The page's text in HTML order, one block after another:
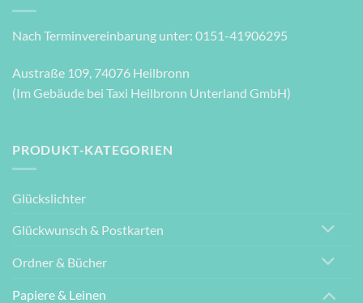
Nach Terminvereinbarung unter: 0151-41906295
Austraße 109, 74076 Heilbronn
(Im Gebäude bei Taxi Heilbronn Unterland GmbH)
PRODUKT-KATEGORIEN
Glückslichter
Glückwunsch & Postkarten
Ordner & Bücher
Papiere & Leinen